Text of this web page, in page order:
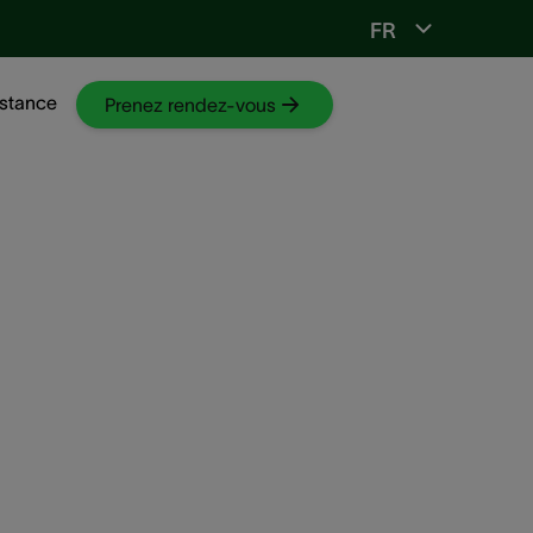
FR
Prenez rendez-vous
Vers ORL-web